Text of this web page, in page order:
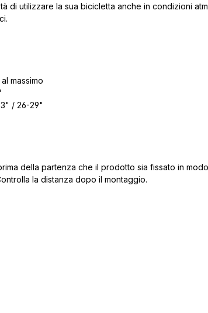
utilizzare la sua bicicletta anche in condizioni
massimo
/ 26-29"
della partenza che il prodotto sia fissato in
la distanza dopo il montaggio.